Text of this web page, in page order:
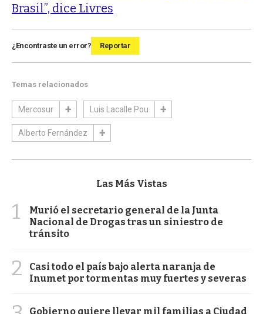
Brasil”, dice Livres
¿Encontraste un error? Reportar
Temas relacionados
Mercosur Luis Lacalle Pou
Alberto Fernández
Las Más Vistas
1
Murió el secretario general de la Junta
Nacional de Drogas tras un siniestro de
tránsito
2
Casi todo el país bajo alerta naranja de
Inumet por tormentas muy fuertes y severas
Gobierno quiere llevar mil familias a Ciudad